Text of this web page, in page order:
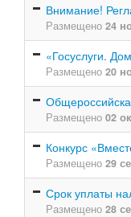
Внимание!
Размещено 24
«Госуслуги.
Размещено 20
Размещено 02
Конкурс
Размещено 29
Срок уплаты
Размещено 28